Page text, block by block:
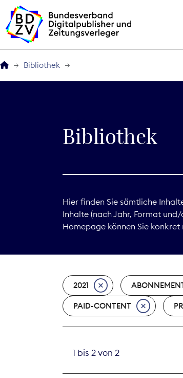
BDZVplus
Service
Bibliothek
Bibliothek
Hier finden Sie sämtliche
Inhalte (nach Jahr, Format
Homepage können Sie
2021
PAID-CONTENT
1 bis 2 von 2